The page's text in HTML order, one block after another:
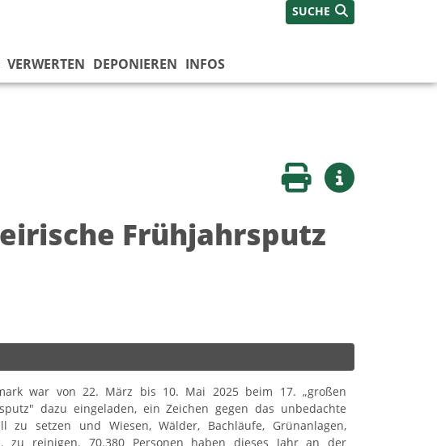
SUCHE
VERWERTEN DEPONIEREN INFOS
Seite druckenWeitere Infos
Frühjahrsputz
war von 22. März bis 10. Mai 2025 beim 17. „großen
dazu eingeladen, ein Zeichen gegen das unbedachte
zu setzen und Wiesen, Wälder, Bachläufe, Grünanlagen,
zu reinigen. 70.380 Personen haben dieses Jahr an der